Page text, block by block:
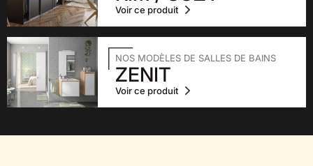
Voir ce produit
NOS MODÈLES DE SALLES DE BAINS
ZENIT
Voir ce produit